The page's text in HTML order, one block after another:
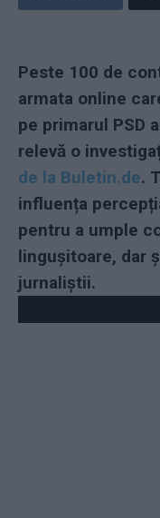
Peste 100 de
armata online
pe primarul PSD
relevă o
de la Buletin.de.
influența
pentru a umple
lingușitoare, dar
jurnaliștii.